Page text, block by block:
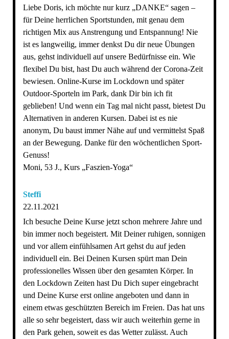
Liebe Doris, ich möchte nur kurz „DANKE“ sagen –
für Deine herrlichen Sportstunden, mit genau dem
richtigen Mix aus Anstrengung und Entspannung! Nie
ist es langweilig, immer denkst Du dir neue Übungen
aus, gehst individuell auf unsere Bedürfnisse ein. Wie
flexibel Du bist, hast Du auch während der Corona-Zeit
bewiesen. Online-Kurse im Lockdown und später
Outdoor-Sporteln im Park, dank Dir bin ich fit
geblieben! Und wenn ein Tag mal nicht passt, bietest Du
Alternativen in anderen Kursen. Dabei ist es nie
anonym, Du baust immer Nähe auf und vermittelst Spaß
an der Bewegung. Danke für den wöchentlichen Sport-
Genuss!
Moni, 53 J., Kurs „Faszien-Yoga“
Steffi
22.11.2021
Ich besuche Deine Kurse jetzt schon mehrere Jahre und
bin immer noch begeistert. Mit Deiner ruhigen, sonnigen
und vor allem einfühlsamen Art gehst du auf jeden
individuell ein. Bei Deinen Kursen spürt man Dein
professionelles Wissen über den gesamten Körper. In
den Lockdown Zeiten hast Du Dich super eingebracht
und Deine Kurse erst online angeboten und dann in
einem etwas geschützten Bereich im Freien. Das hat uns
alle so sehr begeistert, dass wir auch weiterhin gerne in
den Park gehen, soweit es das Wetter zulässt. Auch